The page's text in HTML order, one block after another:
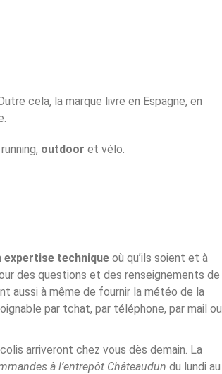
cela, la marque livre en Espagne, en
outdoor et vélo.
expertise technique où qu’ils soient et à
des questions et des renseignements de
aussi à même de fournir la météo de la
par tchat, par téléphone, par mail ou
arriveront chez vous dès demain. La
à l’entrepôt Châteaudun du lundi au